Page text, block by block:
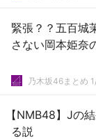
緊張？？五百城
さない岡本姫奈
乃木坂46まとめ
【NMB48】Jの
る説